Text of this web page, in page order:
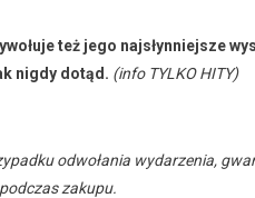
też jego najsłynniejsze
nigdy dotąd. (info TYLKO HITY)
odwołania wydarzenia,
zakupu.